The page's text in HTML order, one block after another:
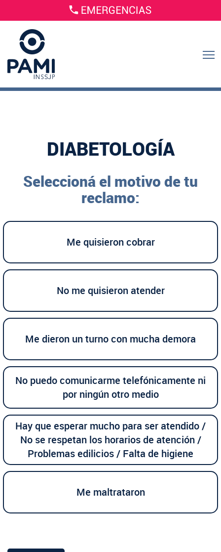
DIABETOLOGÍA
Seleccioná el motivo de tu
reclamo:
Me quisieron cobrar
No me quisieron atender
Me dieron un turno con mucha demora
No puedo comunicarme telefónicamente ni
por ningún otro medio
Hay que esperar mucho para ser atendido /
No se respetan los horarios de atención /
Problemas edilicios / Falta de higiene
Me maltrataron